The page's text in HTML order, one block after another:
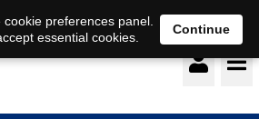
Deutsch français
preferences panel.
essential cookies.
Continue